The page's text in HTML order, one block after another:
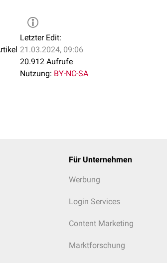
Letzter Edit:
21.03.2024, 09:06
20.912 Aufrufe
Nutzung: BY-NC-SA
Für Unternehmen
Werbung
Login Services
Content Marketing
Marktforschung